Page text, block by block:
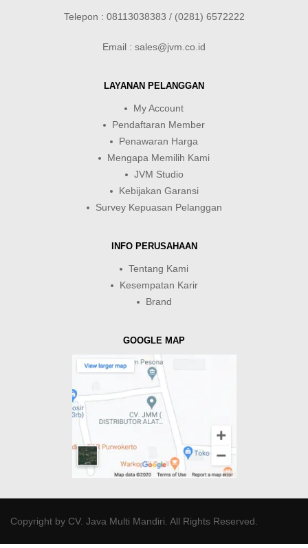
Telepon : 08113038383 / (0281) 6572222
Email : sales@jvm.co.id
LAYANAN PELANGGAN
My Account
Pendaftaran Member
Penawaran Harga
Mengapa Memilih Kami
JVM Studio
Kebijakan Garansi
Survey Kepuasan Pelanggan
INFO PERUSAHAAN
Tentang Kami
Kesempatan Karir
Brand
GOOGLE MAP
Copyright by CV. Java Multi Mandiri. All Rights Reserved.